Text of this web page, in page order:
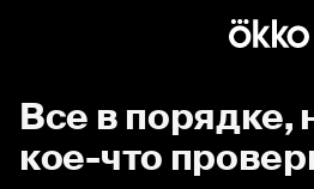
Все в порядке,
кое-что